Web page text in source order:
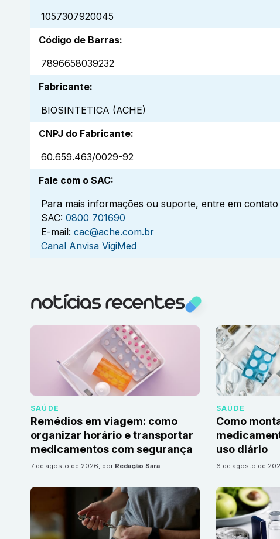
1057307920045
Código de Barras:
7896658039232
Fabricante:
BIOSINTETICA (ACHE)
CNPJ do Fabricante:
60.659.463/0029-92
Fale com o SAC:
Para mais informações ou suporte, entre em
SAC: 0800 701690
E-mail: cac@ache.com.br
Canal Anvisa VigiMed
notícias recentes
SAÚDE
Remédios em viagem: como
organizar horário e transportar
medicamentos com segurança
7 de agosto de 2026, por Redação Sara
SAÚDE
Como
uso diário
6 de agosto de